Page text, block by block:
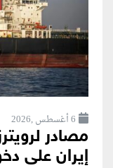
6 أغسطس ,2026
مصادر
إيران على